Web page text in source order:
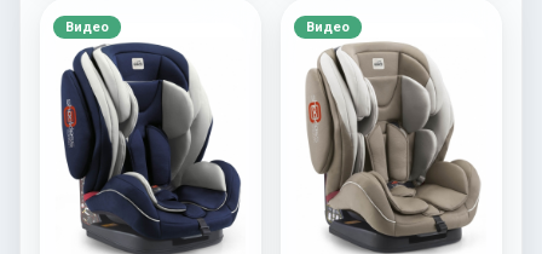
Видео Видео